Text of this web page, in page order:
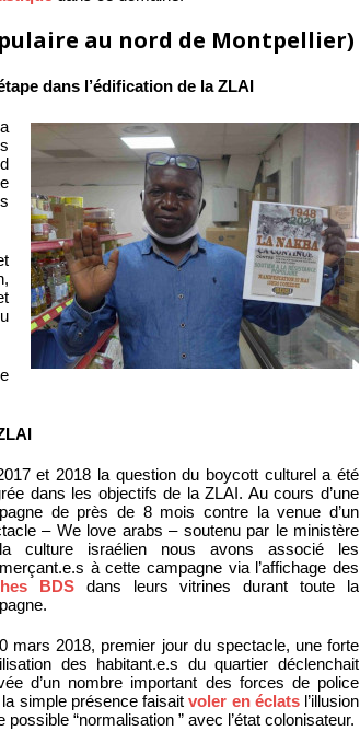
au nord de Montpellier)
dans l’édification de la ZLAI
et 2018 la question du boycott culturel a été
dans les objectifs de la ZLAI. Au cours d’une
de près de 8 mois contre la venue d’un
– We love arabs – soutenu par le ministère
culture israélien nous avons associé les
à cette campagne via l’affichage des
BDSdans leurs vitrines durant toute la
mars 2018, premier jour du spectacle, une forte
des habitant.e.s du quartier déclenchait
d’un nombre important des forces de police
la simple présence faisaitvoler en éclatsl’illusion
possible “normalisation ” avec l’état colonisateur.